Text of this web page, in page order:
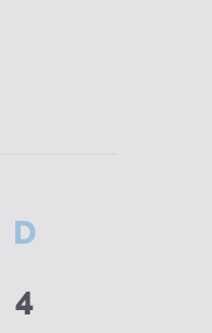
D
0
4